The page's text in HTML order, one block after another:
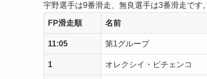
宇野選手は9番滑走、無良選手は3番滑走です。
FP滑走順 名前
11:05 第1グループ
1 オレクシイ・ビチェンコ